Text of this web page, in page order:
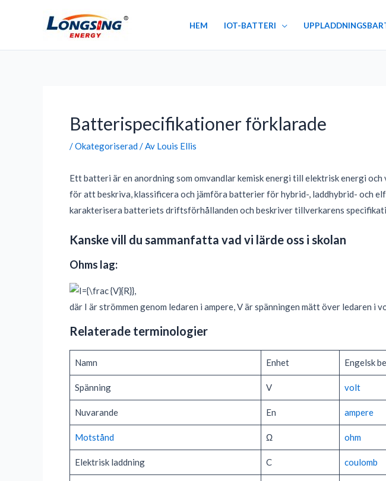
HEM IOT-BATTERI
Batterispecifikationer förklarade
/Okategoriserad/ Av Louis Ellis
Ett batteri är en anordning som omvandlar kemisk energi till elektrisk energi
för att beskriva, klassificera och jämföra batterier för hybrid-, laddhybrid- och
karakterisera batteriets driftsförhållanden och beskriver tillverkarens
Kanske vill du sammanfatta vad vi lärde oss i skolan
Ohms lag:
där I är strömmen genom ledaren i ampere, V är spänningen mätt över ledaren i
Relaterade terminologier
Namn Enhet Engelsk
Spänning V volt
Nuvarande En ampere
Motstånd Ω ohm
Elektrisk laddning C coulomb